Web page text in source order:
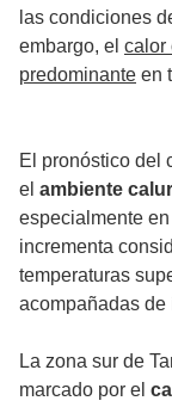
las condiciones
embargo, el calor
predominante en
El pronóstico del
el ambiente
especialmente
incrementa
temperaturas
acompañadas de
La zona sur de
marcado por el